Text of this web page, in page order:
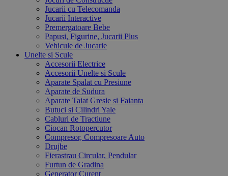
Jucarii cu Telecomanda
Jucarii Interactive
Premergatoare Bebe
Papusi, Figurine, Jucarii Plus
Vehicule de Jucarie
Unelte si Scule
Accesorii Electrice
Accesorii Unelte si Scule
Aparate Spalat cu Presiune
Aparate de Sudura
Aparate Taiat Gresie si Faianta
Butuci si Cilindri Yale
Cabluri de Tractiune
Ciocan Rotopercutor
Compresor, Compresoare Auto
Drujbe
Fierastrau Circular, Pendular
Furtun de Gradina
Generator Curent